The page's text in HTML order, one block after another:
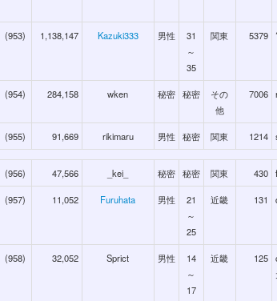
(953) 1,138,147 Kazuki333 男性
31
～
35
関東 5379
(954) 284,158 wken 秘密 秘密
その
他
7006
(955) 91,669 rikimaru 男性 秘密 関東 1214
(956) 47,566 _kei_ 秘密 秘密 関東 430
(957) 11,052 Furuhata 男性
21
～
25
近畿 131
(958) 32,052 Sprict 男性
14
～
17
近畿 125